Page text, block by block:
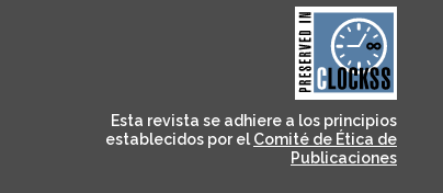
CLOCKSS is a dak archive
that ensures the long-
term survival of web-
based scholary
publications, governed by
and for its stakeholders.
Esta revista se adhiere a los principios
establecidos por el Comité de Ética de
Publicaciones